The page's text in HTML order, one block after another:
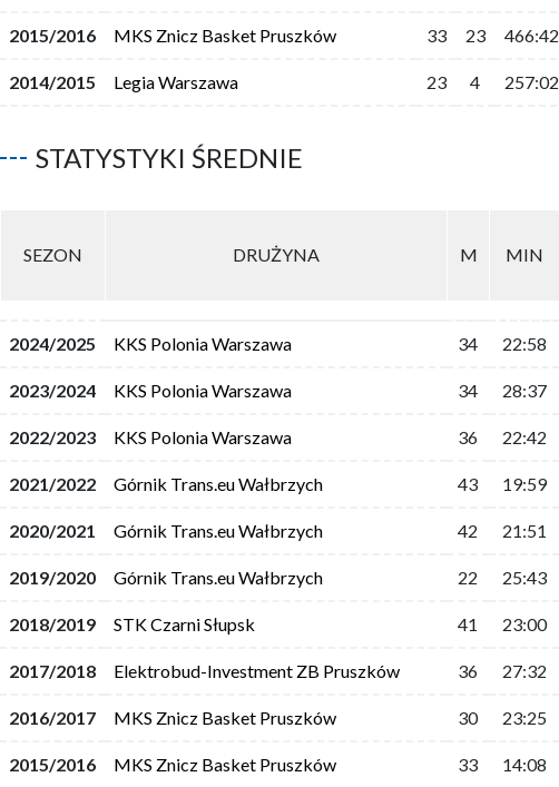
2015/2016 MKS Znicz Basket Pruszków 33 23 466:42
2014/2015 Legia Warszawa 23 4 257:02
STATYSTYKI ŚREDNIE
SEZON DRUŻYNA M MIN
2024/2025 KKS Polonia Warszawa 34 22:58
2023/2024 KKS Polonia Warszawa 34 28:37
2022/2023 KKS Polonia Warszawa 36 22:42
2021/2022 Górnik Trans.eu Wałbrzych 43 19:59
2020/2021 Górnik Trans.eu Wałbrzych 42 21:51
2019/2020 Górnik Trans.eu Wałbrzych 22 25:43
2018/2019 STK Czarni Słupsk 41 23:00
2017/2018 Elektrobud-Investment ZB Pruszków 36 27:32
2016/2017 MKS Znicz Basket Pruszków 30 23:25
2015/2016 MKS Znicz Basket Pruszków 33 14:08